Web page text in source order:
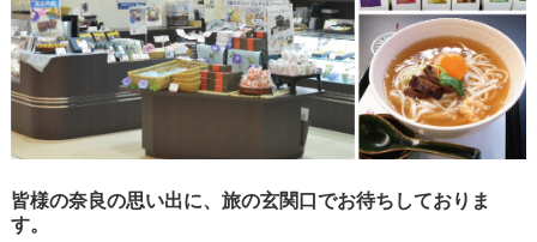
皆様の奈良の思い出に、旅の玄関口でお待ちしておりま
す。